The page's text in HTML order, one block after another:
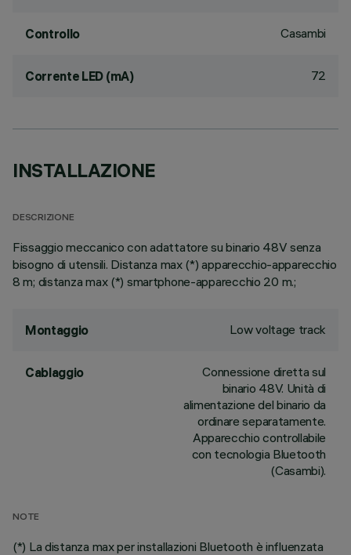
Controllo Casambi
Corrente LED (mA) 72
INSTALLAZIONE
DESCRIZIONE
Fissaggio meccanico con adattatore su binario 48V senza
bisogno di utensili. Distanza max (*) apparecchio-apparecchio
8 m; distanza max (*) smartphone-apparecchio 20 m.;
Montaggio Low voltage track
Cablaggio
Connessione diretta sul
binario 48V. Unità di
alimentazione del binario da
ordinare separatamente.
Apparecchio controllabile
con tecnologia Bluetooth
(Casambi).
NOTE
(*) La distanza max per installazioni Bluetooth è influenzata